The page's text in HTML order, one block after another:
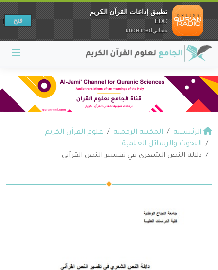
الرئيسية المكتبة الرقمية
علوم القرآن الكريم
البحوث والرسائل العلمية
دلالة النص الشعري في تفسير النص القرآني
تطبيق إذاعات القرآن الكريم
EDC
مجانيundefined
فتح